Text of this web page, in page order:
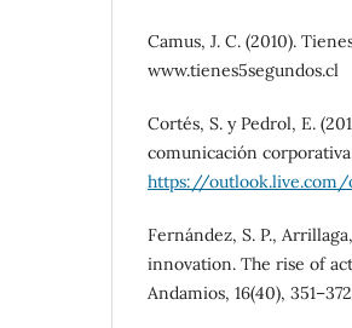
Camus, J. C. (2010).
www.tienes5segundos.cl
Cortés, S. y Pedrol, E.
comunicación
https://
Fernández, S. P.,
innovation. The rise of
Andamios, 16(40),